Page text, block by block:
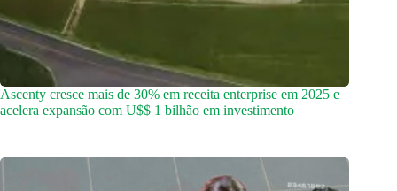
Ascenty cresce mais de 30% em receita enterprise em 2025 e
acelera expansão com U$$ 1 bilhão em investimento